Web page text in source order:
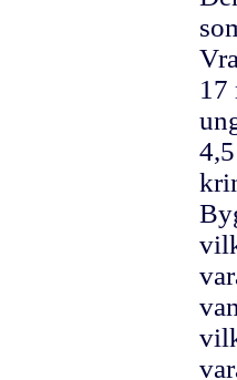
17